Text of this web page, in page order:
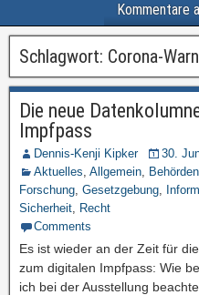
Kommentare
Schlagwort: Corona-
Die neue
Impfpass
Dennis-Kenji Kipker
30.
Aktuelles, Allgemein, Behörden
Forschung, Gesetzgebung,
Sicherheit, Recht
Comments
Es ist wieder an der Zeit für
zum digitalen Impfpass: Wie
ich bei der Ausstellung